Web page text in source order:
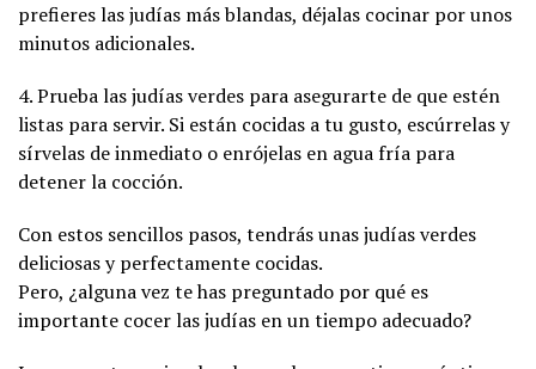
prefieres las judías más blandas, déjalas cocinar por unos
minutos adicionales.
4. Prueba las judías verdes para asegurarte de que estén
listas para servir. Si están cocidas a tu gusto, escúrrelas y
sírvelas de inmediato o enrójelas en agua fría para
detener la cocción.
Con estos sencillos pasos, tendrás unas judías verdes
deliciosas y perfectamente cocidas.
Pero, ¿alguna vez te has preguntado por qué es
importante cocer las judías en un tiempo adecuado?